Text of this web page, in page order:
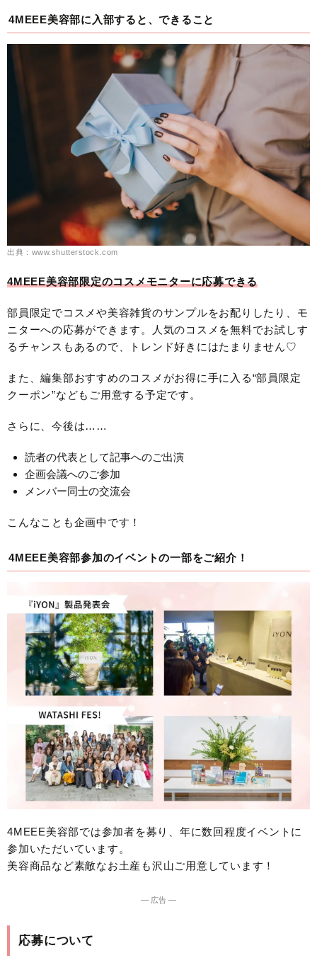
4MEEE美容部に入部すると、できること
出典：www.shutterstock.com
4MEEE美容部限定のコスメモニターに応募できる
部員限定でコスメや美容雑貨のサンプルをお配りしたり、モ
ニターへの応募ができます。人気のコスメを無料でお試しす
るチャンスもあるので、トレンド好きにはたまりません♡
また、編集部おすすめのコスメがお得に手に入る“部員限定
クーポン”などもご用意する予定です。
さらに、今後は……
読者の代表として記事へのご出演
企画会議へのご参加
メンバー同士の交流会
こんなことも企画中です！
4MEEE美容部参加のイベントの一部をご紹介！
4MEEE美容部では参加者を募り、年に数回程度イベントに
参加いただいています。
美容商品など素敵なお土産も沢山ご用意しています！
― 広告 ―
応募について